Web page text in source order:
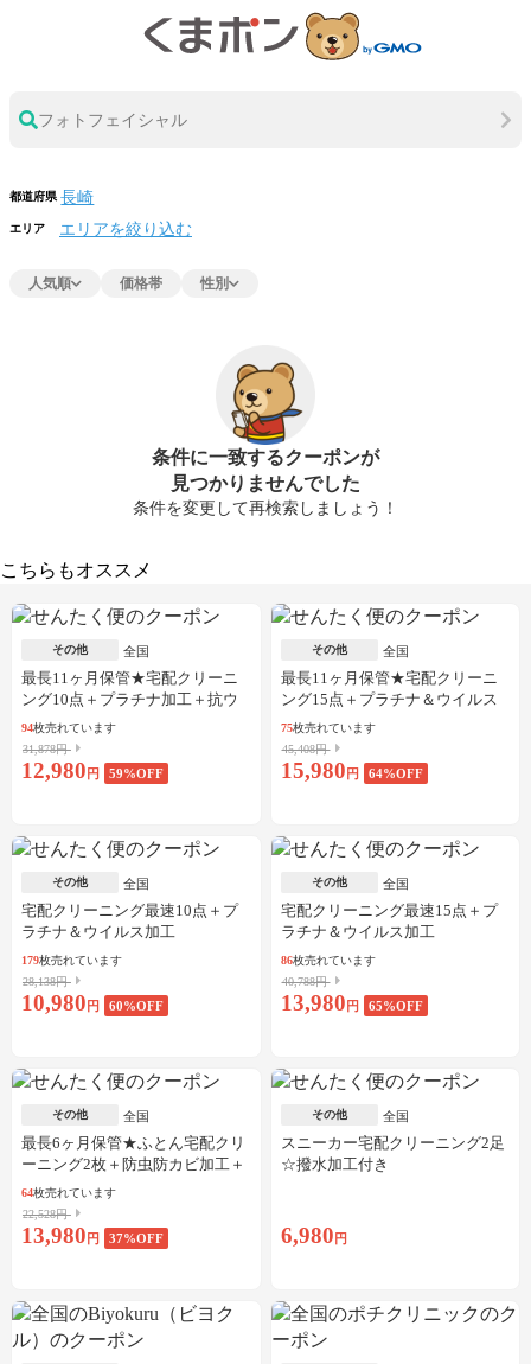
フォトフェイシャル
都道府県
エリア エリアを絞り込む
人気順 価格帯 性別
条件に一致するクーポンが
見つかりませんでした
条件を変更して再検索しましょう！
こちらもオススメ
その他 全国
最長11ヶ月保管★宅配クリーニ
ング10点＋プラチナ加工＋抗ウ
イルス加工
94枚売れています
31,878円
12,980 円 59%OFF
その他 全国
最長11ヶ月保管★宅配クリーニ
ング15点＋プラチナ＆ウイルス
加工
75枚売れています
45,408円
15,980 円 64%OFF
その他 全国
宅配クリーニング最速10点＋プ
ラチナ＆ウイルス加工
179枚売れています
28,138円
10,980 円 60%OFF
その他 全国
宅配クリーニング最速15点＋プ
ラチナ＆ウイルス加工
86枚売れています
40,788円
13,980 円 65%OFF
その他 全国
最長6ヶ月保管★ふとん宅配クリ
ーニング2枚＋防虫防カビ加工＋
しみ抜き
64枚売れています
22,528円
13,980 円 37%OFF
その他 全国
スニーカー宅配クリーニング2足
☆撥水加工付き
6,980 円